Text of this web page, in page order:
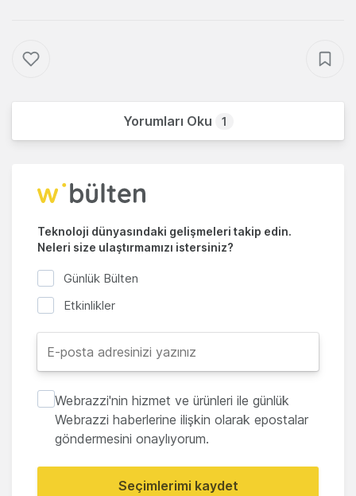
Yorumları Oku 1
Teknoloji dünyasındaki gelişmeleri takip edin.
Neleri size ulaştırmamızı istersiniz?
Günlük Bülten
Etkinlikler
Webrazzi'nin hizmet ve ürünleri ile günlük
Webrazzi haberlerine ilişkin olarak epostalar
göndermesini onaylıyorum.
Seçimlerimi kaydet